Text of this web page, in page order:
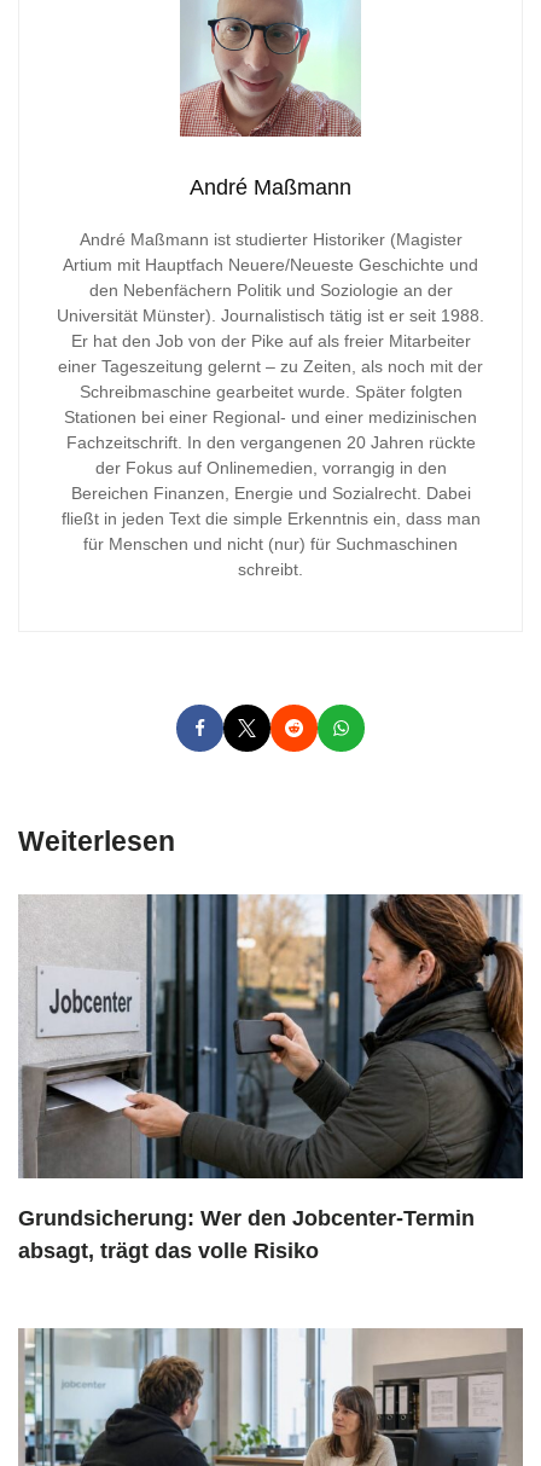
André Maßmann
André Maßmann ist studierter Historiker (Magister
Artium mit Hauptfach Neuere/Neueste Geschichte und
den Nebenfächern Politik und Soziologie an der
Universität Münster). Journalistisch tätig ist er seit 1988.
Er hat den Job von der Pike auf als freier Mitarbeiter
einer Tageszeitung gelernt – zu Zeiten, als noch mit der
Schreibmaschine gearbeitet wurde. Später folgten
Stationen bei einer Regional- und einer medizinischen
Fachzeitschrift. In den vergangenen 20 Jahren rückte
der Fokus auf Onlinemedien, vorrangig in den
Bereichen Finanzen, Energie und Sozialrecht. Dabei
fließt in jeden Text die simple Erkenntnis ein, dass man
für Menschen und nicht (nur) für Suchmaschinen
schreibt.
Weiterlesen
Grundsicherung: Wer den Jobcenter-Termin
absagt, trägt das volle Risiko